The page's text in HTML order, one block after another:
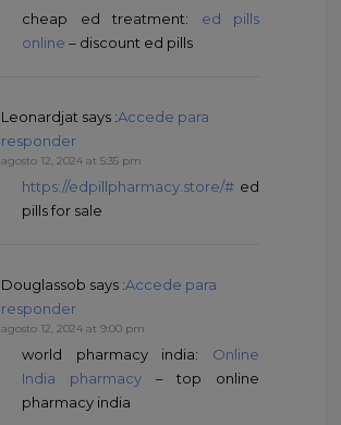
cheap ed treatment: ed pills
online – discount ed pills
Leonardjat says :Accede para
responder
agosto 12, 2024 at 5:35 pm
https://edpillpharmacy.store/# ed
pills for sale
Douglassob says :Accede para
responder
agosto 12, 2024 at 9:00 pm
world pharmacy india: Online
India pharmacy– top online
pharmacy india